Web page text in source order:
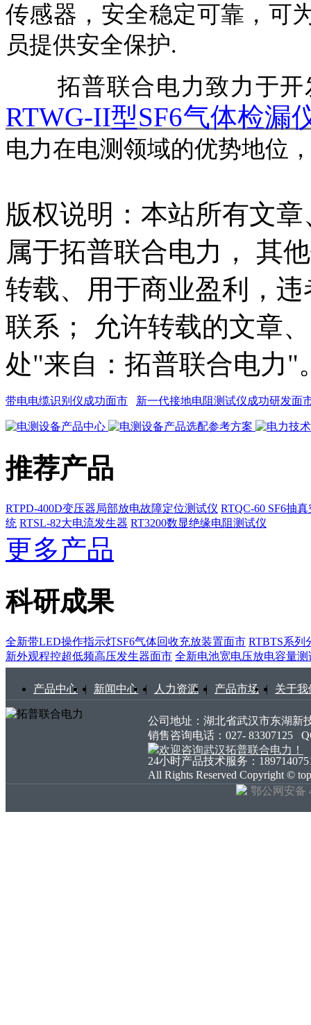
传感器，安全稳定可靠，可
员提供安全保护.
拓普联合电力致力于
RTWG-II型SF6气体检漏
电力在电测领域的优势地位
版权说明：本站所有文
属于拓普联合电力， 其
转载、用于商业盈利，
联系； 允许转载的文章
处"来自：拓普联合电力"
带电电缆识别仪成功面市 新一代接地电阻测试仪成功研发面
推荐产品
RTPD-400D变压器局部放电故障定位测试仪 RTQC-60 SF6抽
统 RTSL-82大电流发生器 RT3200数显绝缘电阻测试仪
更多产品
科研成果
全新带LED操作指示灯SF6气体回收充放装置面市 RTBTS系列
新外观程控超低频高压发生器面市 全新电池宽电压放电容量
产品中心 | 新闻中心 | 人力资源 | 产品市场 | 关于我
公司地址：湖北省武汉市东湖新
销售咨询电话：027- 83307125
24小时产品技术服务：
All Rights Reserved Copyright ©
鄂公网安备